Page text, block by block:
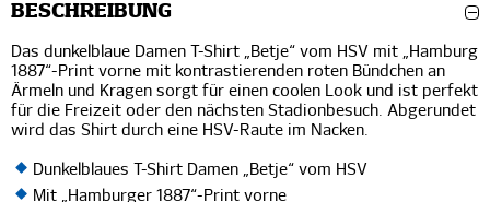
BESCHREIBUNG
Das dunkelblaue Damen T-Shirt „Betje“ vom HSV mit „Hamburg
1887“-Print vorne mit kontrastierenden roten Bündchen an
Ärmeln und Kragen sorgt für einen coolen Look und ist perfekt
für die Freizeit oder den nächsten Stadionbesuch. Abgerundet
wird das Shirt durch eine HSV-Raute im Nacken.
Dunkelblaues T-Shirt Damen „Betje“ vom HSV
Mit „Hamburger 1887“-Print vorne